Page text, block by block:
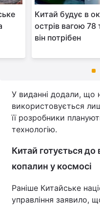
Китай будує в
острів вагою 78
він потрібен
У виданні додали, що
використовується
її розробники
технологію.
Китай готується
копалин у космосі
Раніше Китайське
управління заявило,